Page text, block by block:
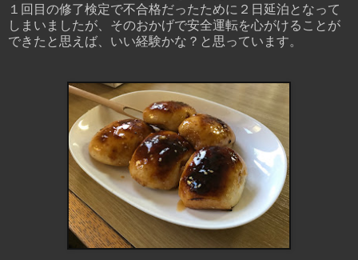
１回目の修了検定で不合格だったために２日延泊となって
しまいましたが、そのおかげで安全運転を心がけることが
できたと思えば、いい経験かな？と思っています。